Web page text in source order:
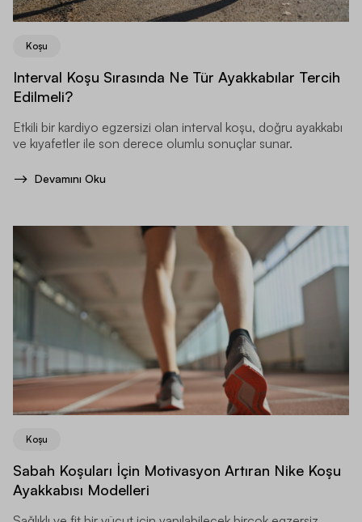
Koşu
Interval Koşu Sırasında Ne Tür Ayakkabılar Tercih
Edilmeli?
Etkili bir kardiyo egzersizi olan interval koşu, doğru ayakkabı
ve kıyafetler ile son derece olumlu sonuçlar sunar.
Devamını Oku
Koşu
Sabah Koşuları İçin Motivasyon Artıran Nike Koşu
Ayakkabısı Modelleri